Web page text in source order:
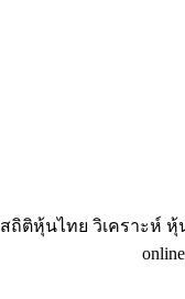
ติหุ้นไทย วิเคราะห์